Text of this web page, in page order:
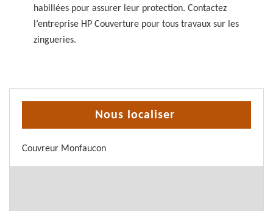
habillées pour assurer leur protection. Contactez
l’entreprise HP Couverture pour tous travaux sur les
zingueries.
Nous localiser
Couvreur Monfaucon